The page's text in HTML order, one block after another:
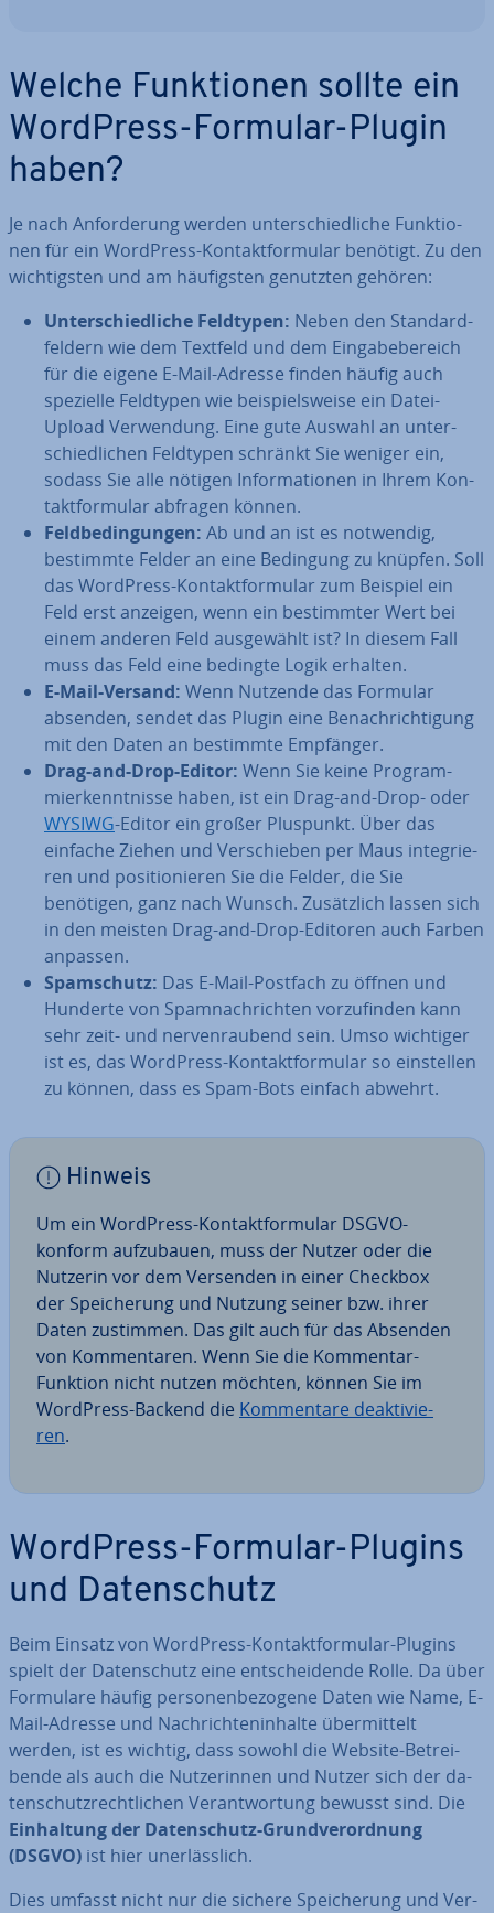
Welche Funk­tio­nen sollte ein
WordPress-Formular-Plugin
haben?
Je nach An­for­de­rung werden un­ter­schied­li­che Funk­tio­
nen für ein WordPress-Kon­takt­for­mu­lar benötigt. Zu den
wich­tigs­ten und am häu­figs­ten genutzten gehören:
Un­ter­schied­li­che Feldtypen: Neben den Stan­dard­
fel­dern wie dem Textfeld und dem Ein­ga­be­be­reich
für die eigene E-Mail-Adresse finden häufig auch
spezielle Feldtypen wie bei­spiels­wei­se ein Datei-
Upload Ver­wen­dung. Eine gute Auswahl an un­ter­
schied­li­chen Feldtypen schränkt Sie weniger ein,
sodass Sie alle nötigen In­for­ma­tio­nen in Ihrem Kon­
takt­for­mu­lar abfragen können.
Feld­be­din­gun­gen: Ab und an ist es notwendig,
bestimmte Felder an eine Bedingung zu knüpfen. Soll
das WordPress-Kon­takt­for­mu­lar zum Beispiel ein
Feld erst anzeigen, wenn ein be­stimm­ter Wert bei
einem anderen Feld aus­ge­wählt ist? In diesem Fall
muss das Feld eine bedingte Logik erhalten.
E-Mail-Versand: Wenn Nutzende das Formular
absenden, sendet das Plugin eine Be­nach­rich­ti­gung
mit den Daten an bestimmte Empfänger.
Drag-and-Drop-Editor: Wenn Sie keine Pro­gram­
mier­kennt­nis­se haben, ist ein Drag-and-Drop- oder
WYSIWG-Editor ein großer Pluspunkt. Über das
einfache Ziehen und Ver­schie­ben per Maus in­te­grie­
ren und po­si­tio­nie­ren Sie die Felder, die Sie
benötigen, ganz nach Wunsch. Zu­sätz­lich lassen sich
in den meisten Drag-and-Drop-Editoren auch Farben
anpassen.
Spam­schutz: Das E-Mail-Postfach zu öffnen und
Hunderte von Spam­nach­rich­ten vor­zu­fin­den kann
sehr zeit- und ner­ven­rau­bend sein. Umso wichtiger
ist es, das WordPress-Kon­takt­for­mu­lar so ein­stel­len
zu können, dass es Spam-Bots einfach abwehrt.
Hinweis
Um ein WordPress-Kon­takt­for­mu­lar DSGVO-
konform auf­zu­bau­en, muss der Nutzer oder die
Nutzerin vor dem Versenden in einer Checkbox
der Spei­che­rung und Nutzung seiner bzw. ihrer
Daten zustimmen. Das gilt auch für das Absenden
von Kom­men­ta­ren. Wenn Sie die Kommentar-
Funktion nicht nutzen möchten, können Sie im
WordPress-Backend die Kom­men­ta­re de­ak­ti­vie­
ren.
WordPress-Formular-Plugins
und Da­ten­schutz
Beim Einsatz von WordPress-Kon­takt­for­mu­lar-Plugins
spielt der Da­ten­schutz eine ent­schei­den­de Rolle. Da über
Formulare häufig per­so­nen­be­zo­ge­ne Daten wie Name, E-
Mail-Adresse und Nach­rich­ten­in­hal­te über­mit­telt
werden, ist es wichtig, dass sowohl die Website-Be­trei­
ben­de als auch die Nut­ze­rin­nen und Nutzer sich der da­
ten­schutz­recht­li­chen Ver­ant­wor­tung bewusst sind. Die
Ein­hal­tung der Da­ten­schutz-Grund­ver­ord­nung
(DSGVO) ist hier un­er­läss­lich.
Dies umfasst nicht nur die sichere Spei­che­rung und Ver­